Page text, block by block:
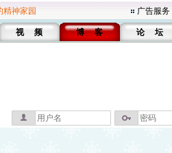
精神家园 广告服务
视 频 博 客 论 坛